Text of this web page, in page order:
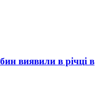
виявили в річці в